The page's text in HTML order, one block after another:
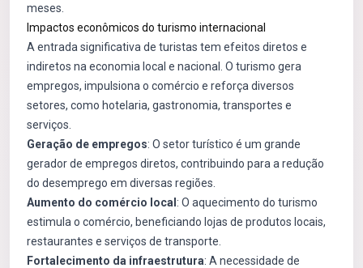
meses.
Impactos econômicos do turismo internacional
A entrada significativa de turistas tem efeitos diretos e
indiretos na economia local e nacional. O turismo gera
empregos, impulsiona o comércio e reforça diversos
setores, como hotelaria, gastronomia, transportes e
serviços.
Geração de empregos: O setor turístico é um grande
gerador de empregos diretos, contribuindo para a redução
do desemprego em diversas regiões.
Aumento do comércio local : O aquecimento do turismo
estimula o comércio, beneficiando lojas de produtos locais,
restaurantes e serviços de transporte.
Fortalecimento da infraestrutura: A necessidade de